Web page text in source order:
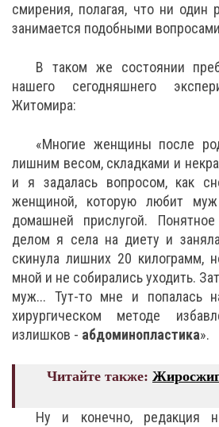
смирения, полагая, что ни один
занимается подобными
В таком же состоянии
нашего сегодняшнего
Житомира:
«Многие женщины после
лишним весом, складками и
и я задалась вопросом, как
женщиной, которую любит
домашней прислугой.
делом я села на диету и
скинула лишних 20 килограмм,
мной и не собирались уходить.
муж... Тут-то мне и попалась
хирургическом методе
излишков - абдоминопластика».
Читайте также:
Ну и конечно, редакция